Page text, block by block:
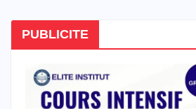
PUBLICITE